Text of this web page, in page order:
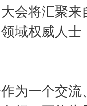
会将汇聚
域权威人
为一个交